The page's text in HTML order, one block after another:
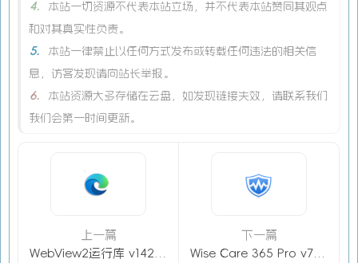
4.
本站一切资源不代表本站立场，并不代表本站赞同其观点
和对其真实性负责。
5.
本站一律禁止以任何方式发布或转载任何违法的相关信
息，访客发现请向站长举报。
6.
本站资源大多存储在云盘，如发现链接失效，请联系我们
我们会第一时间更新。
上一篇
下一篇